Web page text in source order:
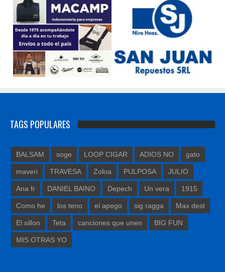
TAGS POPULARES
BALSAM soge LOOP CIGAR ADIOS NO gato
maveri TRAVESA Zoloa PULPOSA JULIO
Ana fr DANIEL BAINO Depech Un vera 1915
Como he los teno el apego sig ragga Max dest
El sillon Teta canciones que unen BIG FUN
MIS OTRAS YO